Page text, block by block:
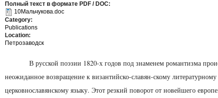
Полный текст в формате PDF / DOC:
10Мальчукова.doc
Category:
Publications
Location:
Петрозаводск
В русской поэзии 1820-х годов под знаменем романтизма
неожиданное возвращение к византийско-славян-скому
церковнославянскому языку. Этот резкий поворот от новейшего